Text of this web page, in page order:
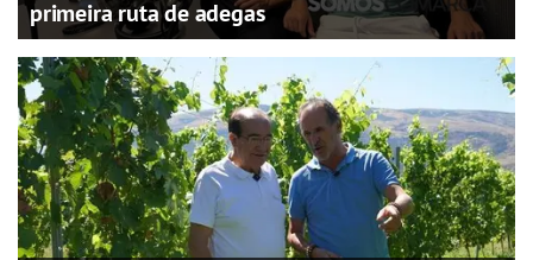
primeira ruta de adegas